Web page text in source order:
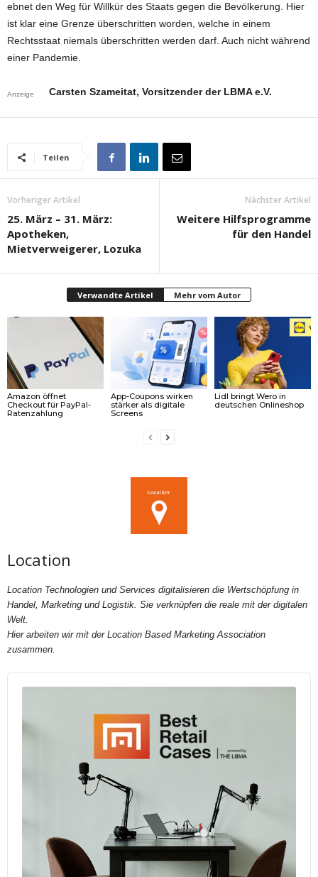
ebnet den Weg für Willkür des Staats gegen die Bevölkerung. Hier
ist klar eine Grenze überschritten worden, welche in einem
Rechtsstaat niemals überschritten werden darf. Auch nicht während
einer Pandemie.
Anzeige Carsten Szameitat, Vorsitzender der LBMA e.V.
Teilen
Vorheriger Artikel
25. März – 31. März:
Apotheken,
Mietverweigerer, Lozuka
Nächster Artikel
Weitere Hilfsprogramme
für den Handel
Verwandte Artikel Mehr vom Autor
Amazon öffnet
Checkout für PayPal-
Ratenzahlung
App-Coupons wirken
stärker als digitale
Screens
Lidl bringt Wero in
deutschen Onlineshop
Location
Location Technologien und Services digitalisieren die Wertschöpfung in
Handel, Marketing und Logistik. Sie verknüpfen die reale mit der digitalen
Welt.
Hier arbeiten wir mit der Location Based Marketing Association
zusammen.
Audio